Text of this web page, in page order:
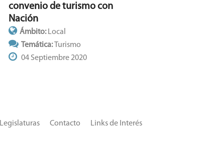
convenio de turismo con
Nación
Ámbito:Local
Temática:Turismo
04 Septiembre 2020
Links de Interés
Contacto
Legislaturas